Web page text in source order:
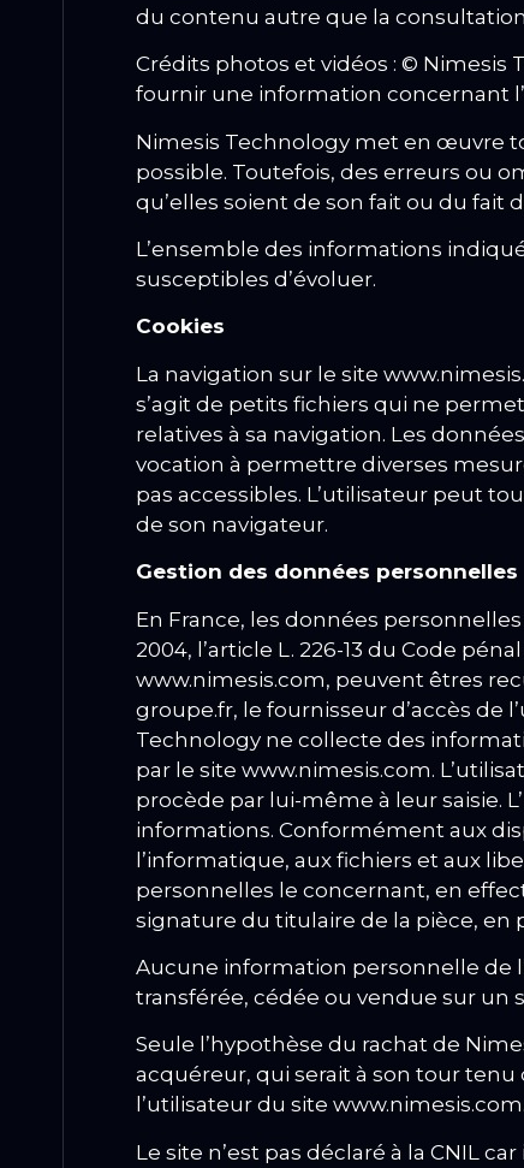
du contenu autre que la
Crédits photos et vidéos : © Nimesis
fournir une information concernant
Nimesis Technology met en œuvre
possible. Toutefois, des erreurs ou
qu’elles soient de son fait ou du fait
L’ensemble des informations
susceptibles d’évoluer.
Cookies
La navigation sur le site
s’agit de petits fichiers qui ne
relatives à sa navigation. Les
vocation à permettre diverses
pas accessibles. L’utilisateur peut
de son navigateur.
Gestion des données personnelles
En France, les données
2004, l’article L. 226-13 du Code
www.nimesis.com, peuvent êtres
groupe.fr, le fournisseur d’accès de
Technology ne collecte des
par le site www.nimesis.com.
procède par lui-même à leur saisie.
informations. Conformément aux
l’informatique, aux fichiers et aux
personnelles le concernant, en
signature du titulaire de la pièce, en
Aucune information personnelle de
transférée, cédée ou vendue sur un
Seule l’hypothèse du rachat de
acquéreur, qui serait à son tour
l’utilisateur du site www.nimesis.com.
Le site n’est pas déclaré à la CNIL